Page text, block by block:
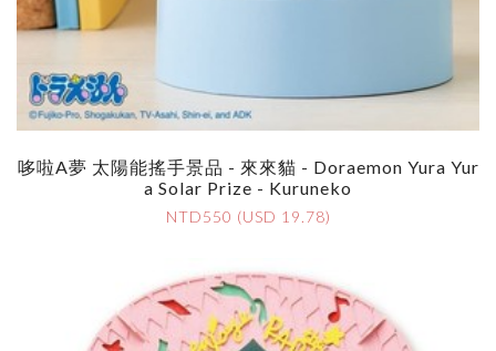
哆啦A夢 太陽能搖手景品 - 來來貓 - Doraemon Yura Yur
A Solar Prize - Kuruneko
NTD550 (USD 19.78)